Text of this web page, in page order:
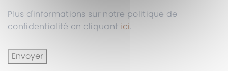
Plus d'informations sur notre politique de
confidentialité en cliquant ici.
Envoyer